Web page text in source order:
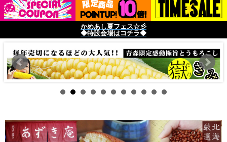
かめあし夏フェス☆彡
◆特設会場はコチラ◆